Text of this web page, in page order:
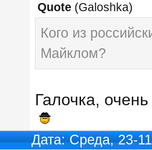
Quote (Galoshka)
Кого из
Майклом?
Галочка,
Дата: Среда, 23-